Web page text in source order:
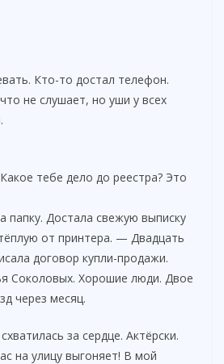
Кто-то достал телефон.
не слушает, но уши у всех
тебе дело до реестра? Это
Достала свежую выписку
от принтера. — Двадцать
договор купли-продажи.
Соколовых. Хорошие люди. Двое
через месяц.
за сердце. Актёрски.
на улицу выгоняет! В мой